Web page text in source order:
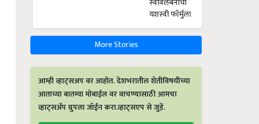
More Stories
आम्ही व्हाट्सअप वर आहोत. देशभरातील शेतीविषयीच्या
आताच्या बातम्या मोबाईल वर वाचण्यासाठी आमचा
व्हाट्सअँप ग्रुपला जॉईन करा.व्हाट्सएप से जुड़ें.